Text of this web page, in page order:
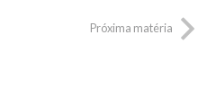
Próxima matéria